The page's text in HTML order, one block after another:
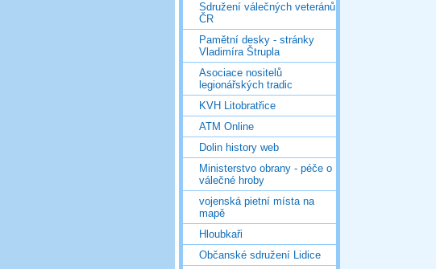
Sdružení válečných veteránů
ČR
Pamětní desky - stránky
Vladimíra Štrupla
Asociace nositelů
legionářských tradic
KVH Litobratřice
ATM Online
Dolin history web
Ministerstvo obrany - péče o
válečné hroby
vojenská pietní místa na
mapě
Hloubkaři
Občanské sdružení Lidice